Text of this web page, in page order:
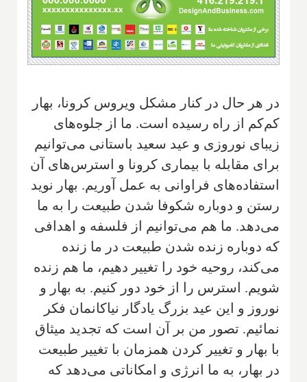
در هر حال در کنار مشکل ویروس کرونا، بهار
کم‌کم از راه رسید‌ه است. ما از جلوه‌های
زیبای نوروزی و عید سعید باستانی می‌توانیم
برای مقابله با بیماری کرونا و استرس‌های آن
استفاده‌های فراوانی به عمل آوریم. بهار نوید
رستن و دوباره شکوفا شدن طبیعت را به ما
می‌دهد. ما هم می‌توانیم از فلسفه و اهدافی
که دوباره زنده شدن طبیعت در ما زنده
می‌کند، روحیه خود را تغییر دهیم، ما هم زنده
شویم. استرس را از خود دور کنیم. به بهار و
نوروز و این عید بزرگ یادگار نیاکانمان فکر
نمائیم. تصور من بر آن است که تجدید میثاق
با بهار و تغییر کردن همزمان با تغییر طبیعت
در بهار، به ما انرژی و امکاناتی می‌دهد که